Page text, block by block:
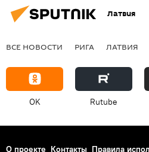
Латвия
ВСЕ НОВОСТИ РИГА ЛАТВИЯ
OK Rutube
О проекте Контакты Правила